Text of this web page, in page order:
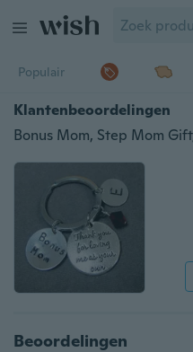
Populair
Klantenbeoordelingen
Beoordelingen